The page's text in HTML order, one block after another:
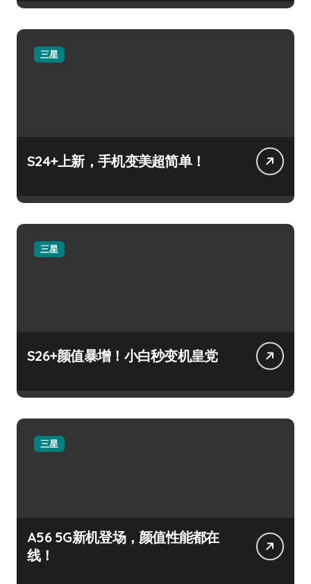
三星
S24+上新，手机变美超简单！
三星
S26+颜值暴增！小白秒变机皇党
三星
A56 5G新机登场，颜值性能都在
线！